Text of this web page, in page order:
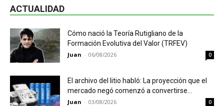
ACTUALIDAD
Cómo nació la Teoría Rutigliano de la
Formación Evolutiva del Valor (TRFEV)
Juan - 06/08/2026 0
El archivo del litio habló: La proyección que el
mercado negó comenzó a convertirse...
Juan - 03/08/2026 0